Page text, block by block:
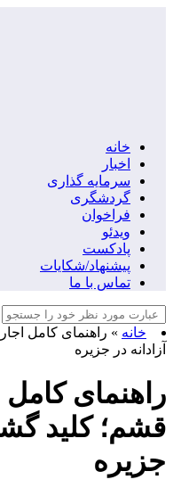
خانه
اخبار
سرمایه گذاری
گردشگری
فراخوان
ویدئو
پادکست
پیشنهاد/شکایات
تماس با ما
خانه » راهنمای کامل
آزادانه در جزیره
راهنمای کامل
قشم؛ کلید
جزیره